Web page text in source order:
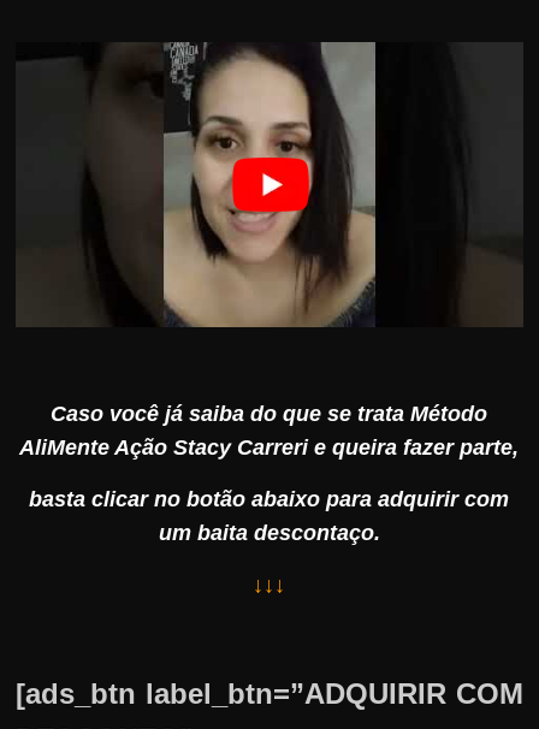
Caso você já saiba do que se trata Método
AliMente Ação Stacy Carreri e queira fazer parte,
basta clicar no botão abaixo para adquirir com
um baita descontaço.
↓↓↓
[ads_btn label_btn=”ADQUIRIR COM